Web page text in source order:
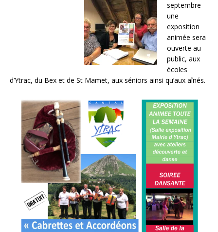
septembre
une
exposition
animée sera
ouverte au
public, aux
écoles
d’Ytrac, du Bex et de St Mamet, aux séniors ainsi qu’aux aînés.